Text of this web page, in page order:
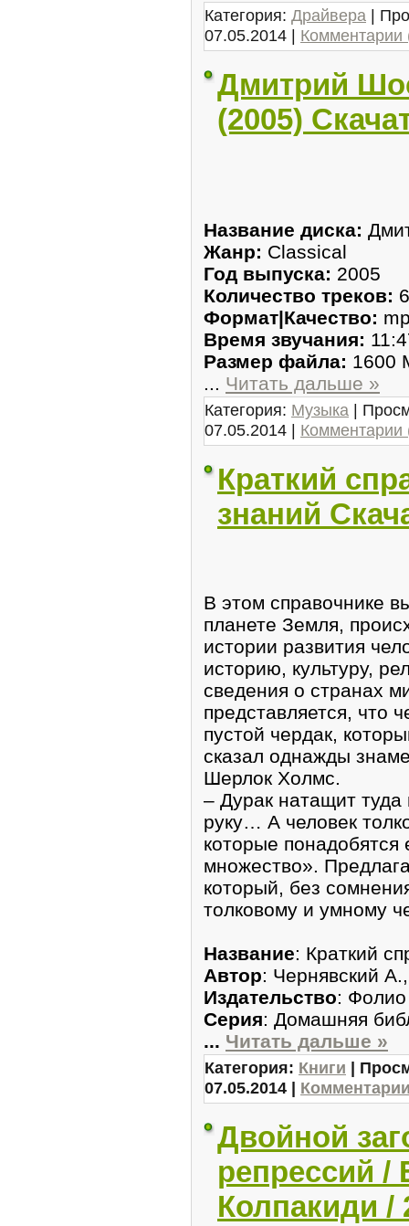
Категория: Драйвера |
07.05.2014 | Комментарии
Дмитрий
(2005)
Название диска:
Жанр: Classical
Год выпуска: 2005
Количество треков:
Формат|Качество:
Время звучания:
Размер файла: 1600
... Читать дальше »
Категория: Музыка |
07.05.2014 | Комментарии
Краткий
знаний
В этом справочнике
планете Земля,
истории развития
историю, культуру,
сведения о странах
представляется, что
пустой чердак,
сказал однажды
Шерлок Холмс.
– Дурак натащит туда
руку… А человек
которые понадобятся
множество».
который, без
толковому и умному
Название: Краткий
Автор: Чернявский
Издательство: Фолио
Серия: Домашняя
... Читать дальше »
Категория: Книги |
07.05.2014 |
Двoйнoй
peпрeccий /
Колпакиди /